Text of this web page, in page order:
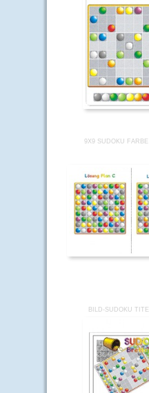
9X9 SUDOKU
BILD-SUDOKU